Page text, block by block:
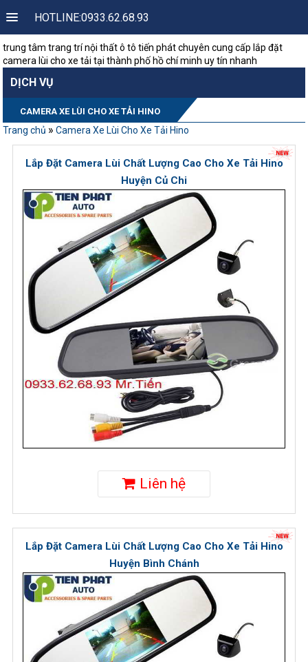
HOTLINE:0933.62.68.93
trung tâm trang trí nội thất ô tô tiến phát chuyên cung cấp lắp đặt
camera lùi cho xe tải tại thành phố hồ chí minh uy tín nhanh
DỊCH VỤ
CAMERA XE LÙI CHO XE TẢI HINO
Trang chủ » Camera Xe Lùi Cho Xe Tải Hino
Lắp Đặt Camera Lùi Chất Lượng Cao Cho Xe Tải Hino
Huyện Củ Chi
Liên hệ
Lắp Đặt Camera Lùi Chất Lượng Cao Cho Xe Tải Hino
Huyện Bình Chánh